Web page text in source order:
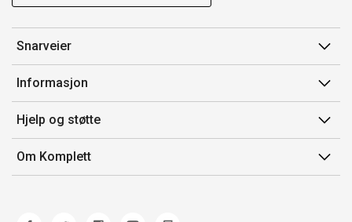
Snarveier
Min side
Ordreoversikt
Flex
Komplett Club
Informasjon
Salgsbetingelser
Medlemsvilkår for Komplett Club
Merker/produsent
Hjelp og støtte
Kontakt oss
Kundeservice
Om Komplett